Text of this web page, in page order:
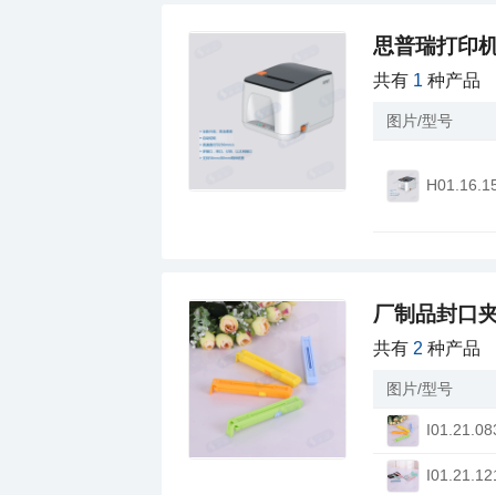
思普瑞打印
共有 1 种产品
图片/型号
厂制品封口
共有 2 种产品
图片/型号